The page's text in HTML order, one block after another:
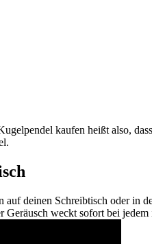
kaufen heißt also,
deinen Schreibtisch oder in
weckt sofort bei